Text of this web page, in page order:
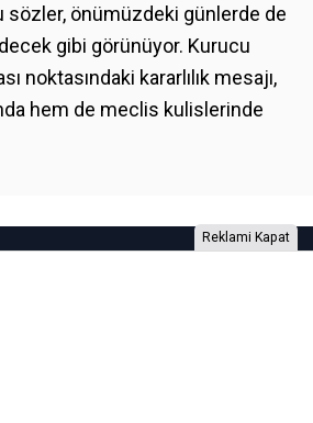
sözler, önümüzdeki günlerde de
gibi görünüyor. Kurucu
noktasındaki kararlılık mesajı,
hem de meclis kulislerinde
Reklami Kapat